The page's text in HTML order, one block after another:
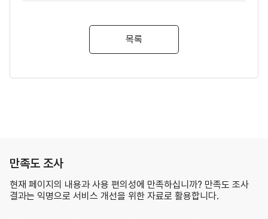
목록
만족도 조사
현재 페이지의 내용과 사용 편의성에 만족하십니까? 만족도 조사
결과는 익명으로 서비스 개선을 위한 자료로 활용합니다.